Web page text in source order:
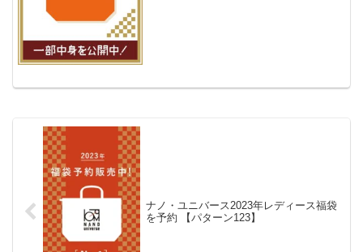
ナノ・ユニバース2023年レディース福袋
を予約 【パターン123】